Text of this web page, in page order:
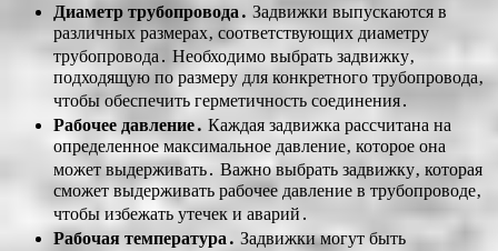
Диаметр трубопровода․ Задвижки выпускаются в
различных размерах‚ соответствующих диаметру
трубопровода․ Необходимо выбрать задвижку‚
подходящую по размеру для конкретного трубопровода‚
чтобы обеспечить герметичность соединения․
Рабочее давление․ Каждая задвижка рассчитана на
определенное максимальное давление‚ которое она
может выдерживать․ Важно выбрать задвижку‚ которая
сможет выдерживать рабочее давление в трубопроводе‚
чтобы избежать утечек и аварий․
Рабочая температура․ Задвижки могут быть